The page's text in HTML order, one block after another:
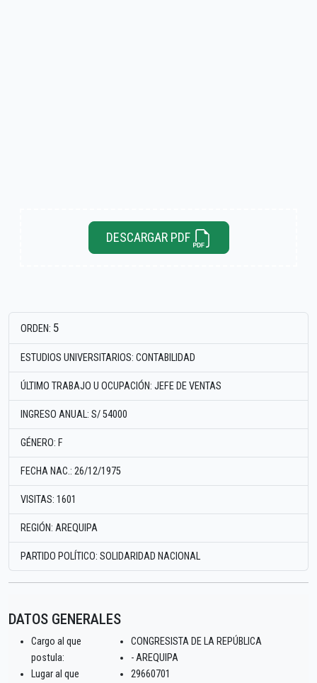
DESCARGAR PDF
ORDEN: 5
ESTUDIOS UNIVERSITARIOS: CONTABILIDAD
ÚLTIMO TRABAJO U OCUPACIÓN: JEFE DE VENTAS
INGRESO ANUAL: S/ 54000
GÉNERO: F
FECHA NAC.: 26/12/1975
VISITAS: 1601
REGIÓN: AREQUIPA
PARTIDO POLÍTICO: SOLIDARIDAD NACIONAL
DATOS GENERALES
Cargo al que
postula:
Lugar al que
CONGRESISTA DE LA REPÚBLICA
- AREQUIPA
29660701